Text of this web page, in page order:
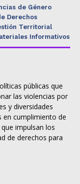
de Género
Derechos
Territorial
Informativos
públicas que
las violencias por
y diversidades
en cumplimiento de
impulsan los
de derechos para